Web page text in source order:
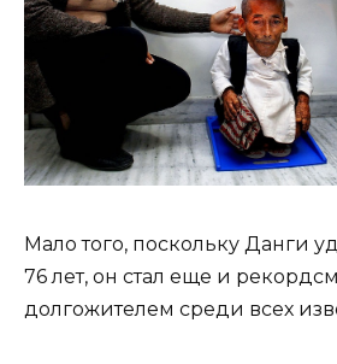
Мало того, поскольку Данги
76 лет, он стал еще и
долгожителем среди всех